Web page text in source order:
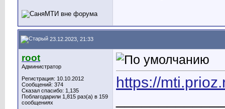
23.12.2023, 21:33
root
Администратор
Регистрация: 10.10.2012
Сообщений: 374
Сказал спасибо: 1,135
Поблагодарили 1,815 раз(а) в 159
сообщениях
https://